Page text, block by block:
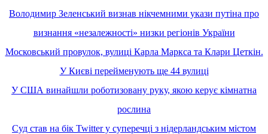
Володимир Зеленський визнав нікчемними укази путіна про
визнання «незалежності» низки регіонів України
Московський провулок, вулиці Карла Маркса та Клари Цеткін.
У Києві перейменують ще 44 вулиці
У США винайшли роботизовану руку, якою керує кімнатна
рослина
Суд став на бік Twitter у суперечці з нідерландським містом